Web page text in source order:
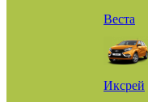
Веста
Иксрей